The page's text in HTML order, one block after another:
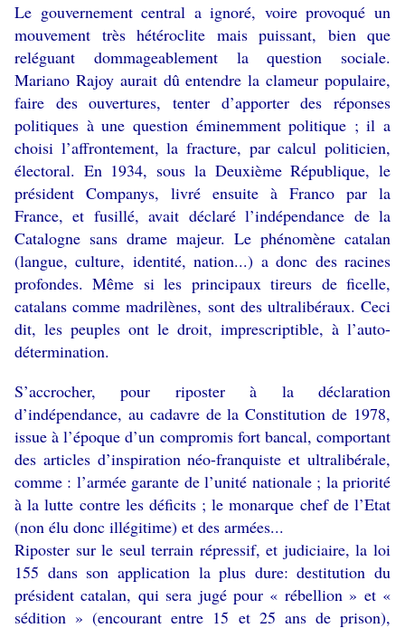
Le gouvernement central a ignoré, voire provoqué un
mouvement très hétéroclite mais puissant, bien que
reléguant dommageablement la question sociale.
Mariano Rajoy aurait dû entendre la clameur populaire,
faire des ouvertures, tenter d’apporter des réponses
politiques à une question éminemment politique ; il a
choisi l’affrontement, la fracture, par calcul politicien,
électoral. En 1934, sous la Deuxième République, le
président Companys, livré ensuite à Franco par la
France, et fusillé, avait déclaré l’indépendance de la
Catalogne sans drame majeur. Le phénomène catalan
(langue, culture, identité, nation...) a donc des racines
profondes. Même si les principaux tireurs de ficelle,
catalans comme madrilènes, sont des ultralibéraux. Ceci
dit, les peuples ont le droit, imprescriptible, à l’auto-
détermination.
S’accrocher, pour riposter à la déclaration
d’indépendance, au cadavre de la Constitution de 1978,
issue à l’époque d’un compromis fort bancal, comportant
des articles d’inspiration néo-franquiste et ultralibérale,
comme : l’armée garante de l’unité nationale ; la priorité
à la lutte contre les déficits ; le monarque chef de l’Etat
(non élu donc illégitime) et des armées...
Riposter sur le seul terrain répressif, et judiciaire, la loi
155 dans son application la plus dure: destitution du
président catalan, qui sera jugé pour « rébellion » et «
sédition » (encourant entre 15 et 25 ans de prison),